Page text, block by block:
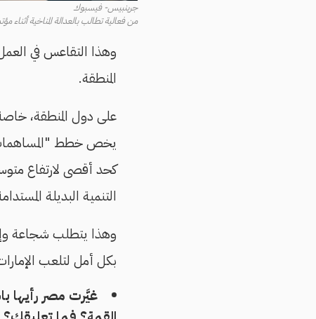
جرينبيس- فيسبوك
من فعالية تطالب بالعدالة المناخية أثناء
وهذا التقاعس في
المنطقة.
على دول المنطقة،
كحد أقصى لارتفاع
التنمية البديلة
وهذا يتطلب شجاعة
بكل أمل لتلعب
غيَّرت مصر رأيها